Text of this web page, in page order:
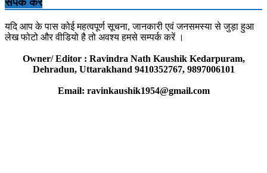
यदि आप के पास कोई महत्वपूर्ण सूचना, जानकारी एवं जनसमस्या से जुड़ा हुआ
लेख फोटो और वीडियो है तो अवश्य हमसे सम्पर्क करें ।
Owner/ Editor : Ravindra Nath Kaushik Kedarpuram,
Dehradun, Uttarakhand 9410352767, 9897006101
Email: ravinkaushik1954@gmail.com